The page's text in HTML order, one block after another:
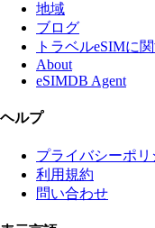
地域
ブログ
トラベルeSIMに
About
eSIMDB Agent
ヘルプ
プライバシーポリ
利用規約
問い合わせ